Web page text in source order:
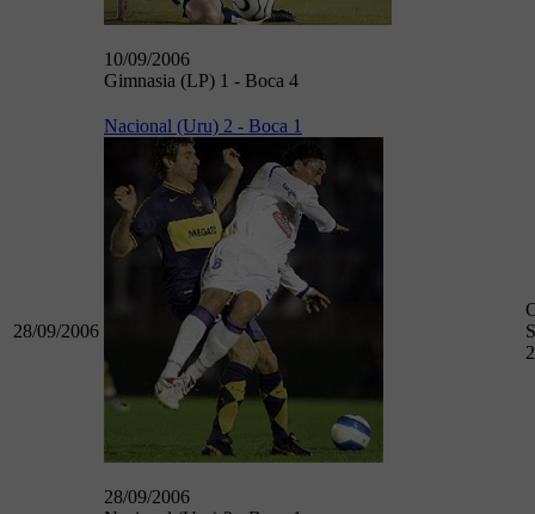
10/09/2006
Gimnasia (LP) 1 - Boca 4
28/09/2006
Nacional (Uru) 2 - Boca 1
28/09/2006